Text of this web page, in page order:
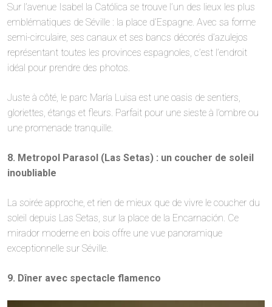
Sur l’avenue Isabel la Católica se trouve l’un des lieux les plus
emblématiques de Séville : la place d’Espagne. Avec sa forme
semi-circulaire, ses canaux et ses bancs décorés d’azulejos
représentant toutes les provinces espagnoles, c’est l’endroit
idéal pour prendre des photos.
Juste à côté, le parc María Luisa est une oasis de sentiers,
gloriettes, étangs et fleurs. Parfait pour une sieste à l’ombre ou
une promenade tranquille.
8. Metropol Parasol (Las Setas) : un coucher de soleil
inoubliable
La soirée approche, et rien de mieux que de vivre le coucher du
soleil depuis Las Setas, sur la place de la Encarnación. Ce
mirador moderne en bois offre une vue panoramique
exceptionnelle sur Séville.
9. Dîner avec spectacle flamenco